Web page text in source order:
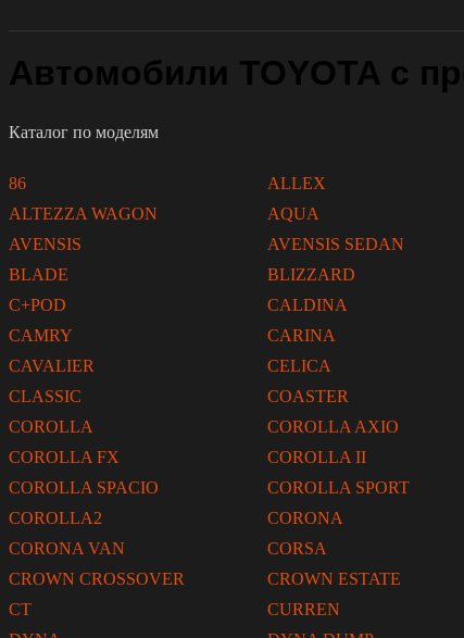
Автомобили TOYOTA с
Каталог по моделям
86 ALLEX
ALTEZZA WAGON
AQUA
AVENSIS
AVENSIS SEDAN
BLADE
BLIZZARD
C+POD
CALDINA
CAMRY
CARINA
CAVALIER
CELICA
CLASSIC
COASTER
COROLLA
COROLLA AXIO
COROLLA FX
COROLLA II
COROLLA SPACIO
COROLLA SPORT
COROLLA2
CORONA
CORONA VAN
CORSA
CROWN CROSSOVER
CROWN ESTATE
CT
CURREN